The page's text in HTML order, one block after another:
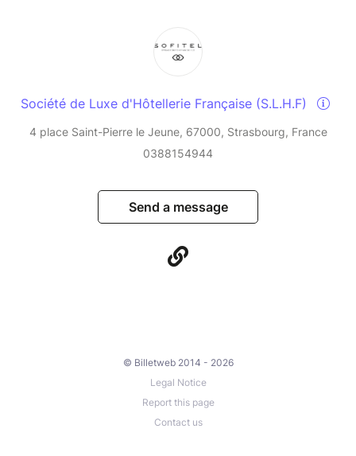
Société de Luxe d'Hôtellerie Française (S.L.H.F)
4 place Saint-Pierre le Jeune, 67000, Strasbourg, France
0388154944
Send a message
© Billetweb 2014 - 2026
Legal Notice
Report this page
Contact us